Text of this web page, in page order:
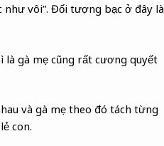
như vôi”. Đối tượng bạc ở đây là
là gà mẹ cũng rất cương quyết
và gà mẹ theo đó tách từng
con.